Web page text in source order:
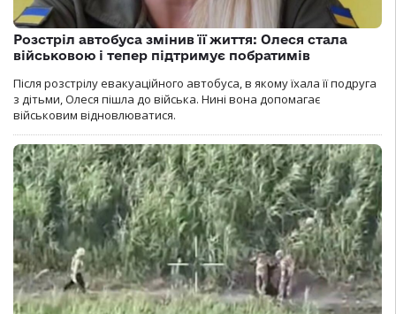
Розстріл автобуса змінив її життя: Олеся стала
військовою і тепер підтримує побратимів
Після розстрілу евакуаційного автобуса, в якому їхала її подруга
з дітьми, Олеся пішла до війська. Нині вона допомагає
військовим відновлюватися.